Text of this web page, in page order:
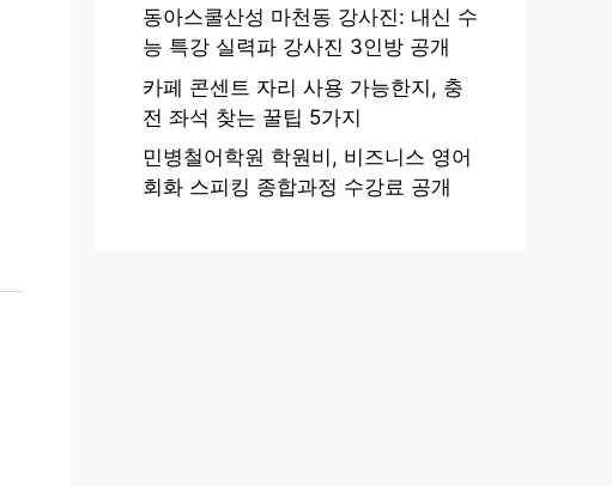
동아스쿨산성 마천동 강사진: 내신 수
능 특강 실력파 강사진 3인방 공개
카페 콘센트 자리 사용 가능한지, 충
전 좌석 찾는 꿀팁 5가지
민병철어학원 학원비, 비즈니스 영어
회화 스피킹 종합과정 수강료 공개